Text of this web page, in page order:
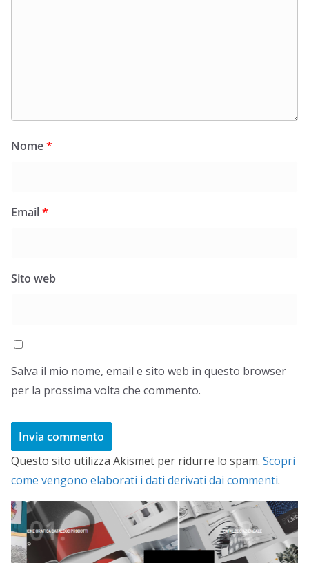
Nome*
Email*
Sito web
Salva il mio nome, email e sito web in questo browser
per la prossima volta che commento.
Questo sito utilizza Akismet per ridurre lo spam. Scopri
come vengono elaborati i dati derivati dai commenti.